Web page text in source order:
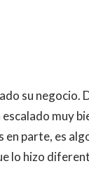
su negocio.
muy
en parte, es
lo hizo